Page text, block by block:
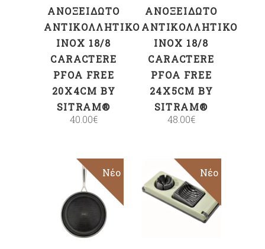
ΑΝΟΞΕΊΔΩΤΟ
ΑΝΤΙΚΟΛΛΗΤΙΚΌ
INOX 18/8
CARACTERE
PFOA FREE
20X4CM BY
SITRAM®
40.00€
ΑΝΟΞΕΊΔΩΤΟ
ΑΝΤΙΚΟΛΛΗΤΙΚΌ
INOX 18/8
CARACTERE
PFOA FREE
24X5CM BY
SITRAM®
48.00€
Νέο
ΠΡΟΣΘΉΚΗ
ΣΤΟ ΚΑΛΆΘΙ
Νέο
ΠΡΟΣΘΉΚΗ
ΣΤΟ ΚΑΛΆΘΙ